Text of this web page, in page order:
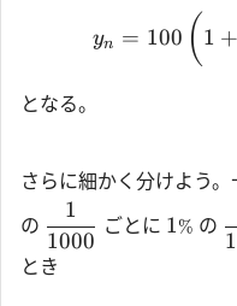
yn = 100 ( 1 +
となる。
さらに細かく分けよう。
の
1000
1
ごとに 1% の
とき